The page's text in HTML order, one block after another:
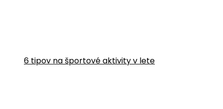
6 tipov na športové aktivity v lete